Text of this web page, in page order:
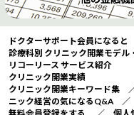
ドクターサポート会員になると
診療科別 クリニック開業モデ
リコーリース サービス紹介
クリニック開業実績
クリニック開業キーワード集
ニック経営の気になるQ&A／